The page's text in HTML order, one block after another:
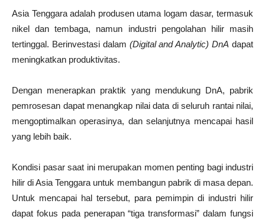
Asia Tenggara adalah produsen utama logam dasar, termasuk
nikel dan tembaga, namun industri pengolahan hilir masih
tertinggal. Berinvestasi dalam (Digital and Analytic) DnA dapat
meningkatkan produktivitas.
Dengan menerapkan praktik yang mendukung DnA, pabrik
pemrosesan dapat menangkap nilai data di seluruh rantai nilai,
mengoptimalkan operasinya, dan selanjutnya mencapai hasil
yang lebih baik.
Kondisi pasar saat ini merupakan momen penting bagi industri
hilir di Asia Tenggara untuk membangun pabrik di masa depan.
Untuk mencapai hal tersebut, para pemimpin di industri hilir
dapat fokus pada penerapan “tiga transformasi” dalam fungsi